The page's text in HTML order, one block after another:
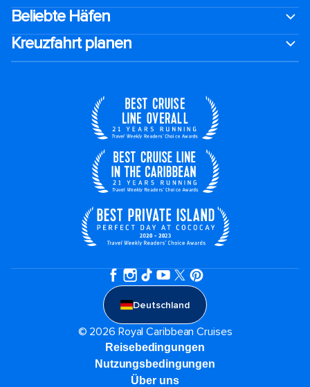
Beliebte Häfen
Kreuzfahrt planen
Deutschland
© 2026 Royal Caribbean Cruises
Reisebedingungen
Nutzungsbedingungen
Über uns